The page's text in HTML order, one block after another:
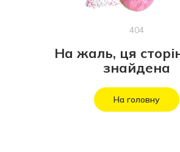
404
На жаль, ця
знайдена
На головну